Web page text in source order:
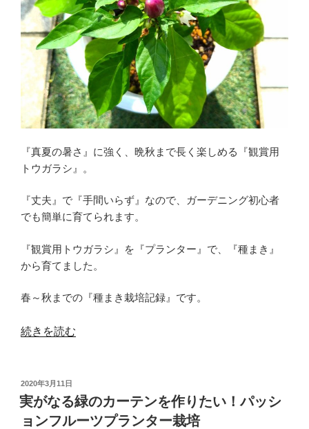
『真夏の暑さ』に強く、晩秋まで長く楽しめる『観賞用
トウガラシ』。
『丈夫』で『手間いらず』なので、ガーデニング初心者
でも簡単に育てられます。
『観賞用トウガラシ』を『プランター』で、『種まき』
から育てました。
春～秋までの『種まき栽培記録』です。
“長
し
め
る
続きを読む
投
稿
日:
2020年3月11日
実がなる緑のカーテンを作りたい！パッシ
ョンフルーツプランター栽培